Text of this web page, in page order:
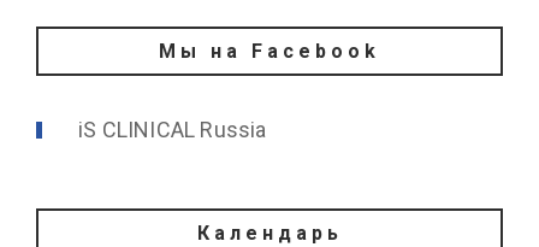
Мы на Facebook
iS CLINICAL Russia
Календарь